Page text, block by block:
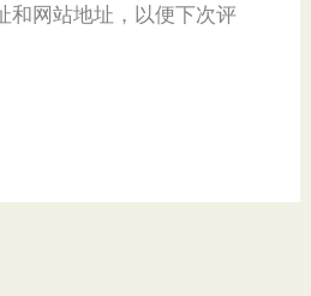
和网站地址，以便下次评